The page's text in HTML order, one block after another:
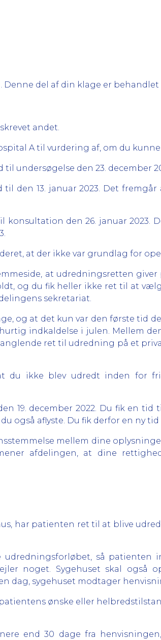
del af din klage er behandlet
andet.
A til vurdering af, om du
undersøgelse den 23. december
den 13. januar 2023. Det
konsultation den 26. januar 2023.
at der ikke var grundlag for
at udredningsretten
og du fik heller ikke ret til at
sekretariat.
og at det kun var den første tid
indkaldelse i julen. Mellem den
ret til udredning på et
du ikke blev udredt inden for
19. december 2022. Du fik en tid
også aflyste. Du fik derfor en ny tid
mellem dine
afdelingen, at dine
har patienten ret til at blive
så patienten
noget. Sygehuset skal også
dag, sygehuset modtager
ønske eller
end 30 dage fra